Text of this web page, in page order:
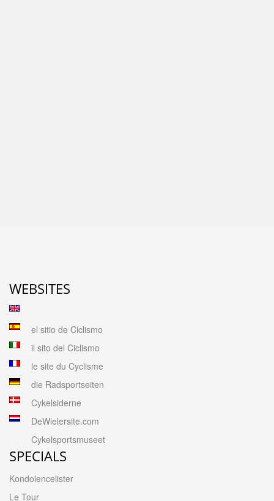
WEBSITES
el sitio de Ciclismo
il sito del Ciclismo
le site du Cyclisme
die Radsportseiten
Cykelsiderne
DeWielersite.com
Cykelsportsmuseet
SPECIALS
Kondolencelister
Le Tour